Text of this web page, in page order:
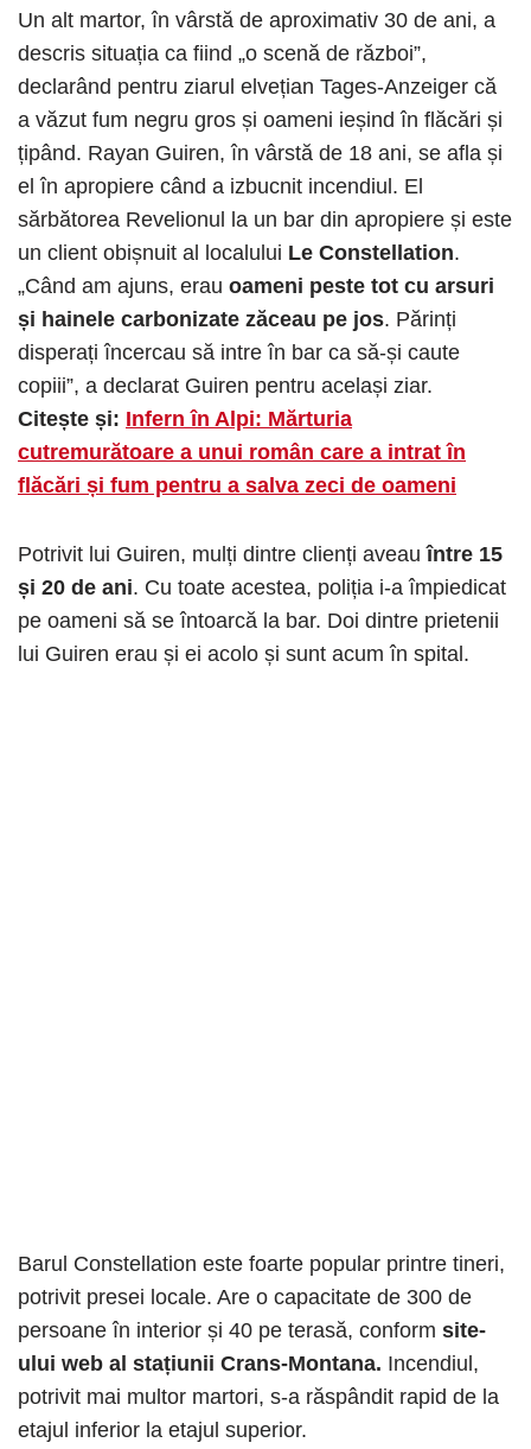
Un alt martor, în vârstă de aproximativ 30 de ani, a
descris situația ca fiind „o scenă de război”,
declarând pentru ziarul elvețian Tages-Anzeiger că
a văzut fum negru gros și oameni ieșind în flăcări și
țipând. Rayan Guiren, în vârstă de 18 ani, se afla și
el în apropiere când a izbucnit incendiul. El
sărbătorea Revelionul la un bar din apropiere și este
un client obișnuit al localului Le Constellation.
„Când am ajuns, erau oameni peste tot cu arsuri
și hainele carbonizate zăceau pe jos. Părinți
disperați încercau să intre în bar ca să-și caute
copiii”, a declarat Guiren pentru același ziar.
Citește și: Infern în Alpi: Mărturia
cutremurătoare a unui român care a intrat în
flăcări și fum pentru a salva zeci de oameni
Potrivit lui Guiren, mulți dintre clienți aveauîntre 15
și 20 de ani. Cu toate acestea, poliția i-a împiedicat
pe oameni să se întoarcă la bar. Doi dintre prietenii
lui Guiren erau și ei acolo și sunt acum în spital.
Barul Constellation este foarte popular printre tineri,
potrivit presei locale. Are o capacitate de 300 de
persoane în interior și 40 pe terasă, conform site-
ului web al stațiunii Crans-Montana. Incendiul,
potrivit mai multor martori, s-a răspândit rapid de la
etajul inferior la etajul superior.